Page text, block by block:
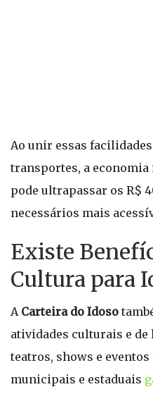
Ao unir essas
transportes, a economia
pode ultrapassar os R$
necessários mais
Existe
Cultura para
A Carteira do Idoso
atividades culturais e de
teatros, shows e
municipais e estaduais